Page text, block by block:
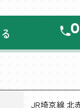
JR埼京線 北